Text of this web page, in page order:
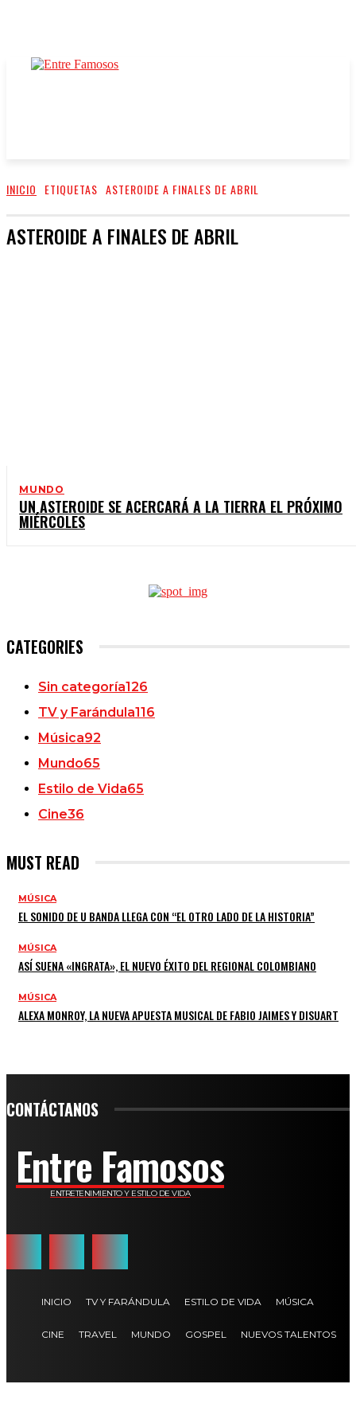
INICIO ETIQUETAS ASTEROIDE A FINALES DE ABRIL
ASTEROIDE A FINALES DE ABRIL
MUNDO
UN ASTEROIDE SE ACERCARÁ A LA TIERRA EL PRÓXIMO
MIÉRCOLES
CATEGORIES
Sin categoría126
TV y Farándula116
Música92
Mundo65
Estilo de Vida65
Cine36
MUST READ
MÚSICA
EL SONIDO DE U BANDA LLEGA CON “EL OTRO LADO DE LA HISTORIA”
MÚSICA
ASÍ SUENA «INGRATA», EL NUEVO ÉXITO DEL REGIONAL COLOMBIANO
MÚSICA
ALEXA MONROY, LA NUEVA APUESTA MUSICAL DE FABIO JAIMES Y DISUART
CONTÁCTANOS
Entre Famosos
ENTRETENIMIENTO Y ESTILO DE VIDA
INICIO TV Y FARÁNDULA ESTILO DE VIDA MÚSICA
CINE TRAVEL MUNDO GOSPEL NUEVOS TALENTOS